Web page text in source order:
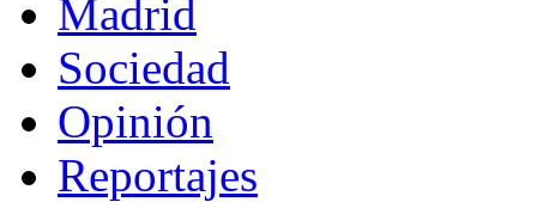
Madrid
Sociedad
Opinión
Reportajes